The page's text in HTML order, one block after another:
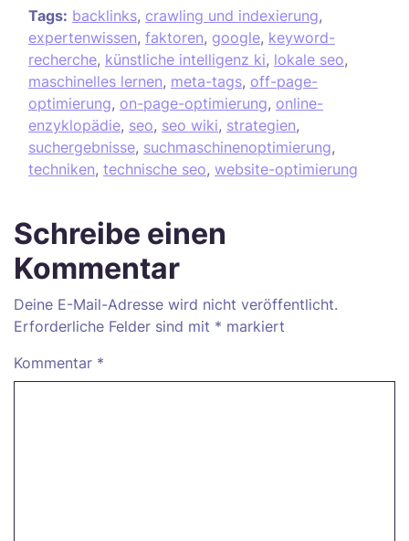
Tags: backlinks, crawling und indexierung,
expertenwissen, faktoren, google, keyword-
recherche, künstliche intelligenz ki, lokale seo,
maschinelles lernen, meta-tags, off-page-
optimierung, on-page-optimierung, online-
enzyklopädie, seo, seo wiki, strategien,
suchergebnisse, suchmaschinenoptimierung,
techniken, technische seo, website-optimierung
Schreibe einen
Kommentar
Deine E-Mail-Adresse wird nicht veröffentlicht.
Erforderliche Felder sind mit * markiert
Kommentar *